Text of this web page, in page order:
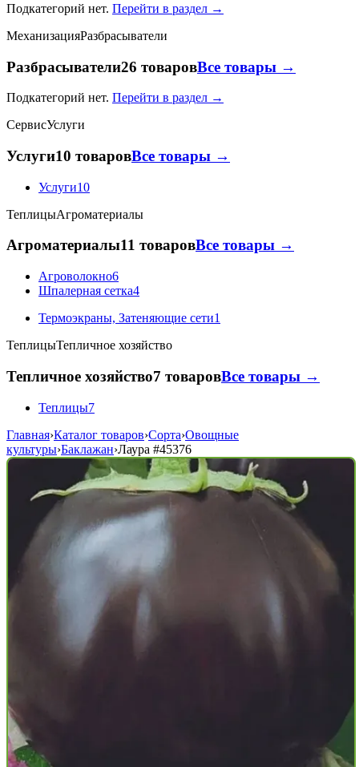
Подкатегорий нет. Перейти в раздел →
МеханизацияРазбрасыватели
Разбрасыватели26 товаровВсе товары →
Подкатегорий нет. Перейти в раздел →
СервисУслуги
Услуги10 товаровВсе товары →
Услуги10
ТеплицыАгроматериалы
Агроматериалы11 товаровВсе товары →
Агроволокно6
Шпалерная сетка4
Термоэкраны, Затеняющие сети1
ТеплицыТепличное хозяйство
Тепличное хозяйство7 товаровВсе товары →
Теплицы7
Главная›Каталог товаров›Сорта›Овощные
культуры›Баклажан›Лаура #45376